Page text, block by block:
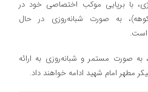
با برپایی موکب اختصاصی خود در
به صورت شبانه‌روزی در حال
است.
به صورت مستمر و شبانه‌روزی به ارائه
مطهر امام شهید ادامه خواهند داد.